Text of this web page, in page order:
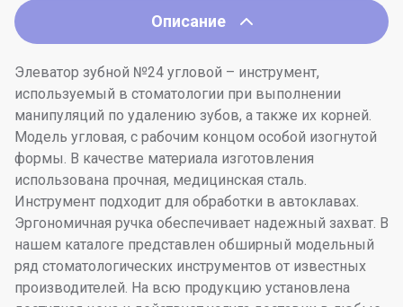
Описание
Элеватор зубной №24 угловой – инструмент,
используемый в стоматологии при выполнении
манипуляций по удалению зубов, а также их корней.
Модель угловая, с рабочим концом особой изогнутой
формы. В качестве материала изготовления
использована прочная, медицинская сталь.
Инструмент подходит для обработки в автоклавах.
Эргономичная ручка обеспечивает надежный захват. В
нашем каталоге представлен обширный модельный
ряд стоматологических инструментов от известных
производителей. На всю продукцию установлена